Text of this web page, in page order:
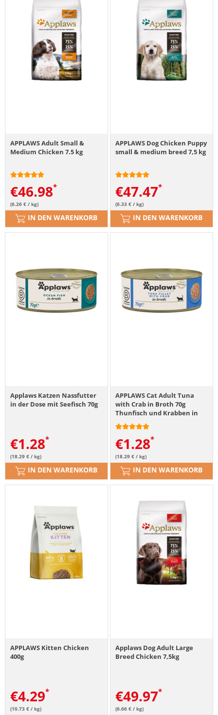
APPLAWS Adult Small &
Medium Chicken 7.5 kg
€46.98
(6.26 € / kg)
IN DEN WARENKORB
APPLAWS Dog Chicken Puppy
small & medium breed 7,5 kg
€47.47
(6.33 € / kg)
IN DEN WARENKORB
Applaws Katzen Nassfutter
in der Dose mit Seefisch 70g
€1.28
(18.29 € / kg)
IN DEN WARENKORB
APPLAWS Cat Adult Tuna
with Crab in Broth 70g
Thunfisch und Krabben in
Brühe
€1.28
(18.29 € / kg)
IN DEN WARENKORB
APPLAWS Kitten Chicken
400g
€4.29
(10.73 € / kg)
Applaws Dog Adult Large
Breed Chicken 7,5kg
€49.97
(6.66 € / kg)